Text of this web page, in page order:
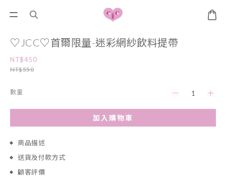
♡JCC♡首爾限量-迷彩網紗飲料提帶
NT$450
NT$550
數量
加入購物車
商品描述
送貨及付款方式
顧客評價